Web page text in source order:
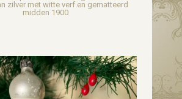
zilver met witte verf en gematteerd
midden 1900